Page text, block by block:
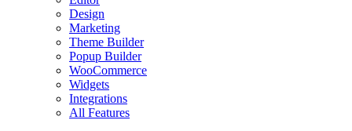
Design
Marketing
Theme Builder
Popup Builder
WooCommerce
Widgets
Integrations
All Features